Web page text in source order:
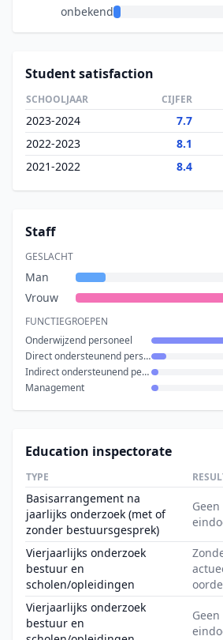
onbekend
Student satisfaction
SCHOOLJAAR CIJFER
2023-2024 7.7
2022-2023
8.1
2021-2022
8.4
Staff
GESLACHT
Man
Vrouw
FUNCTIEGROEPEN
Onderwijzend personeel
Direct ondersteunend personeel
Indirect ondersteunend personeel
Management
Education inspectorate
TYPE
Basisarrangement na
jaarlijks onderzoek (met of
zonder bestuursgesprek)
Geen
Vierjaarlijks onderzoek
bestuur en
scholen/opleidingen
Vierjaarlijks onderzoek
bestuur en
Geen